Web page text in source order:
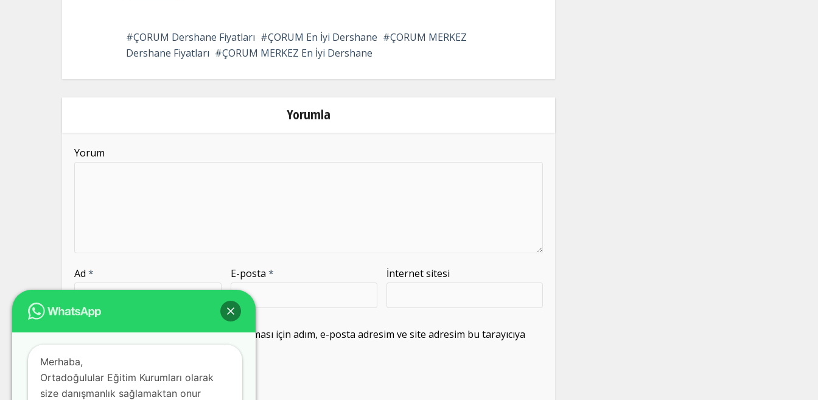
field
should
left
ÇORUM Dershane Fiyatları ÇORUM En İyi Dershane
ÇORUM MERKEZ
Dershane Fiyatları
ÇORUM MERKEZ En İyi Dershane
Yorumla
Yorum
Ad * E-posta * İnternet sitesi
Daha sonraki yorumlarımda kullanılması için adım, e-posta adresim ve site adresim bu tarayıcıya
Merhaba,
Ortadoğulular Eğitim Kurumları olarak
size danışmanlık sağlamaktan onur